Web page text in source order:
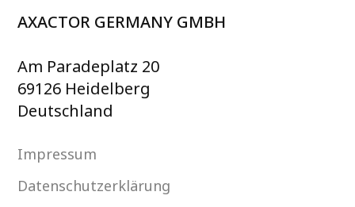
AXACTOR GERMANY GMBH
Am Paradeplatz 20
69126 Heidelberg
Deutschland
Impressum
Datenschutzerklärung